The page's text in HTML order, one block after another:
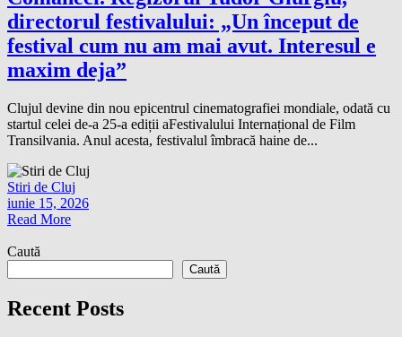
directorul festivalului: „Un început de
festival cum nu am mai avut. Interesul e
maxim deja”
Clujul devine din nou epicentrul cinematografiei mondiale, odată cu
startul celei de-a 25-a ediții aFestivalului Internațional de Film
Transilvania. Anul acesta, festivalul îmbracă haine de...
Stiri de Cluj
iunie 15, 2026
Read More
Caută
Caută
Recent Posts